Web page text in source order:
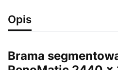
Opis
Brama